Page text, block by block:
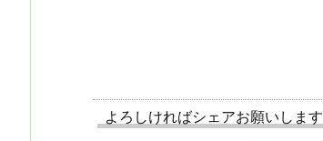
よろしければシェアお願いします